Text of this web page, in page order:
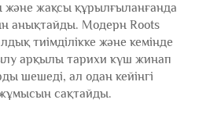
және жақсы құрылғыланғанда
анықтайды. Модерн Roots
тиімділікке және кемінде
арқылы тарихи күш жинап
шешеді, ал одан кейінгі
сақтайды.